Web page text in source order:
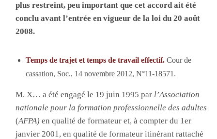
plus restreint, peu important que cet accord ait été
conclu avant l’entrée en vigueur de la loi du 20 août
2008.
Temps de trajet et temps de travail effectif.Cour de
cassation, Soc., 14 novembre 2012, N°11-18571.
M. X… a été engagé le 19 juin 1995 par l’Association
nationale pour la formation professionnelle des adultes
(AFPA) en qualité de formateur et, à compter du 1er
janvier 2001, en qualité de formateur itinérant rattaché